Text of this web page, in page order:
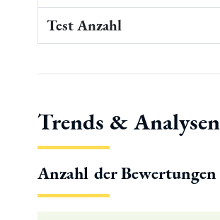
Test Anzahl
Trends & Analysen
Anzahl der